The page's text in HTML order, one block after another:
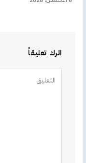
اترك تعليقاً